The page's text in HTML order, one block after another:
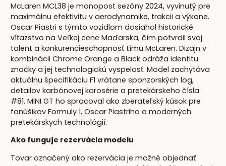
McLaren MCL38 je monopost sezóny 2024, vyvinutý pre
maximálnu efektivitu v aerodynamike, trakcii a výkone.
Oscar Piastri s týmto vozidlom dosiahol historické
víťazstvo na Veľkej cene Maďarska, čím potvrdil svoj
talent a konkurencieschopnosť tímu McLaren. Dizajn v
kombinácii Chrome Orange a Black odráža identitu
značky a jej technologickú vyspelosť. Model zachytáva
aktuálnu špecifikáciu F1 vrátane sponzorských log,
detailov karbónovej karosérie a pretekárskeho čísla
#81. MINI GT ho spracoval ako zberateľský kúsok pre
fanúšikov Formuly 1, Oscar Piastriho a moderných
pretekárskych technológií.
Ako funguje rezervácia modelu
Tovar označený ako rezervácia je možné objednať